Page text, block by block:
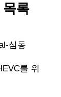
록
심동
를 위